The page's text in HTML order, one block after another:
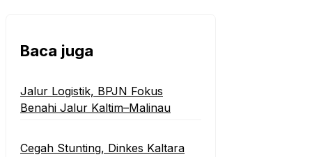
Baca juga
‎Jalur Logistik, BPJN Fokus
Benahi Jalur Kaltim–Malinau
Cegah Stunting, Dinkes Kaltara